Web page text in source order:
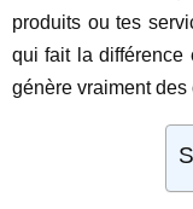
produits ou tes
qui fait la
génère vraiment des